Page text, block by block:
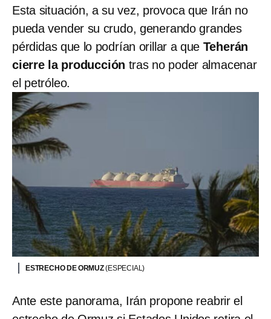
Esta situación, a su vez, provoca que Irán no
pueda vender su crudo, generando grandes
pérdidas que lo podrían orillar a que Teherán
cierre la producción tras no poder almacenar
el petróleo.
ESTRECHO DE ORMUZ(ESPECIAL)
Ante este panorama, Irán propone reabrir el